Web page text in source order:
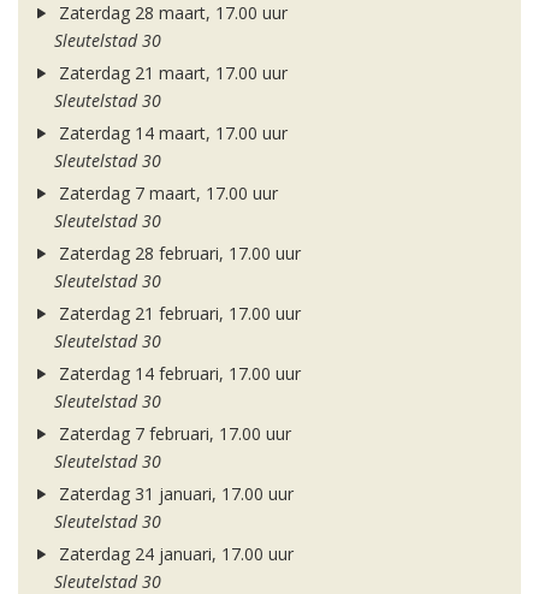
Zaterdag 28 maart, 17.00 uur
Sleutelstad 30
Zaterdag 21 maart, 17.00 uur
Sleutelstad 30
Zaterdag 14 maart, 17.00 uur
Sleutelstad 30
Zaterdag 7 maart, 17.00 uur
Sleutelstad 30
Zaterdag 28 februari, 17.00 uur
Sleutelstad 30
Zaterdag 21 februari, 17.00 uur
Sleutelstad 30
Zaterdag 14 februari, 17.00 uur
Sleutelstad 30
Zaterdag 7 februari, 17.00 uur
Sleutelstad 30
Zaterdag 31 januari, 17.00 uur
Sleutelstad 30
Zaterdag 24 januari, 17.00 uur
Sleutelstad 30